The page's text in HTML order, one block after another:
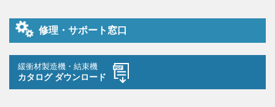
修理・サポート窓口
緩衝材製造機・結束機
カタログ ダウンロード